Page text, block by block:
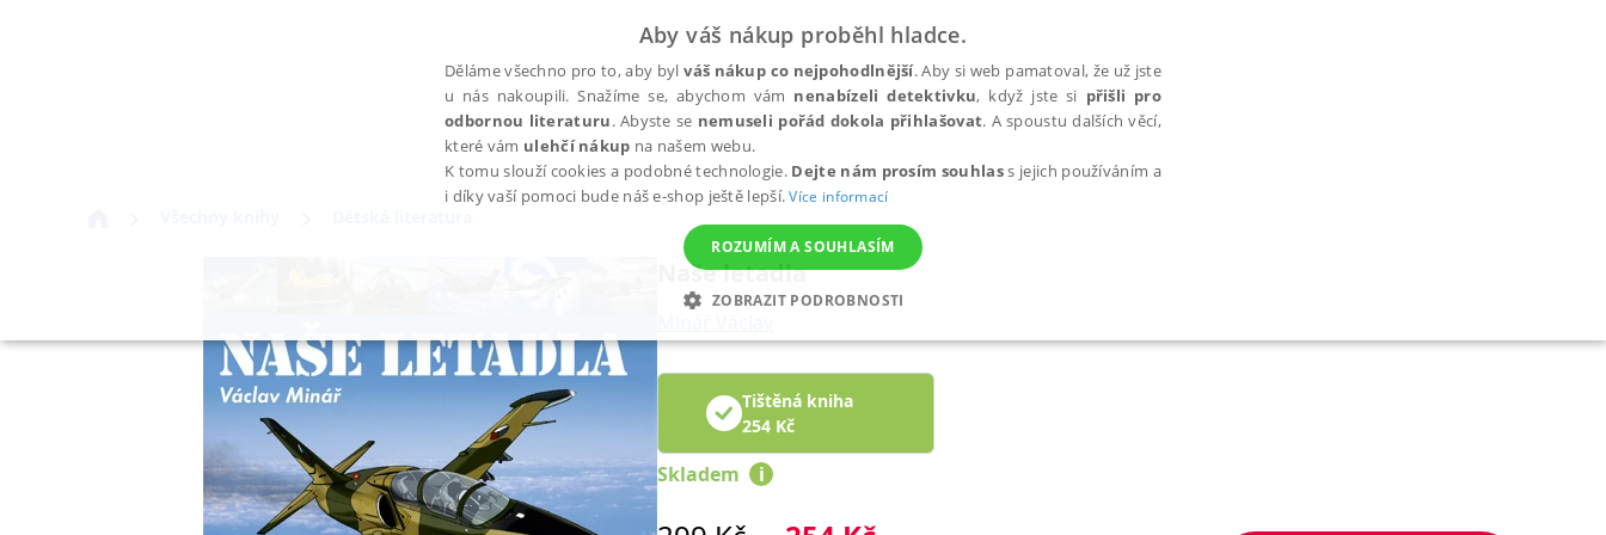
Naše letadla
Tištěná kniha
254 Kč
Skladem i
Aby váš nákup proběhl hladce.
Děláme všechno pro to, aby bylváš nákup co nejpohodlnější. Aby si web pamatoval, že už jste
u nás nakoupili. Snažíme se, abychom vám nenabízeli detektivku, když jste si přišli pro
odbornou literaturu. Abyste se nemuseli pořád dokola přihlašovat. A spoustu dalších věcí,
které vám ulehčí nákup na našem webu.
K tomu slouží cookies a podobné technologie. Dejte nám prosím souhlass jejich používáním a
i díky vaší pomoci bude náš e-shop ještě lepší.Více informací
ROZUMÍM A SOUHLASÍM
ZOBRAZIT PODROBNOSTI
NEZBYTNÉ ANALYTICKÉ MARKETINGOVÉ FUNKČNÍ NEZAŘAZENÉ SOUBORY
Analytické
Nezbytně nutné soubory cookie umožňují základní funkce webových stránek, jako je přihlášení uživatele a správa účtu. Webové stránky nelze bez nezbytně nutných souborů cookie správně používat.
Provider /